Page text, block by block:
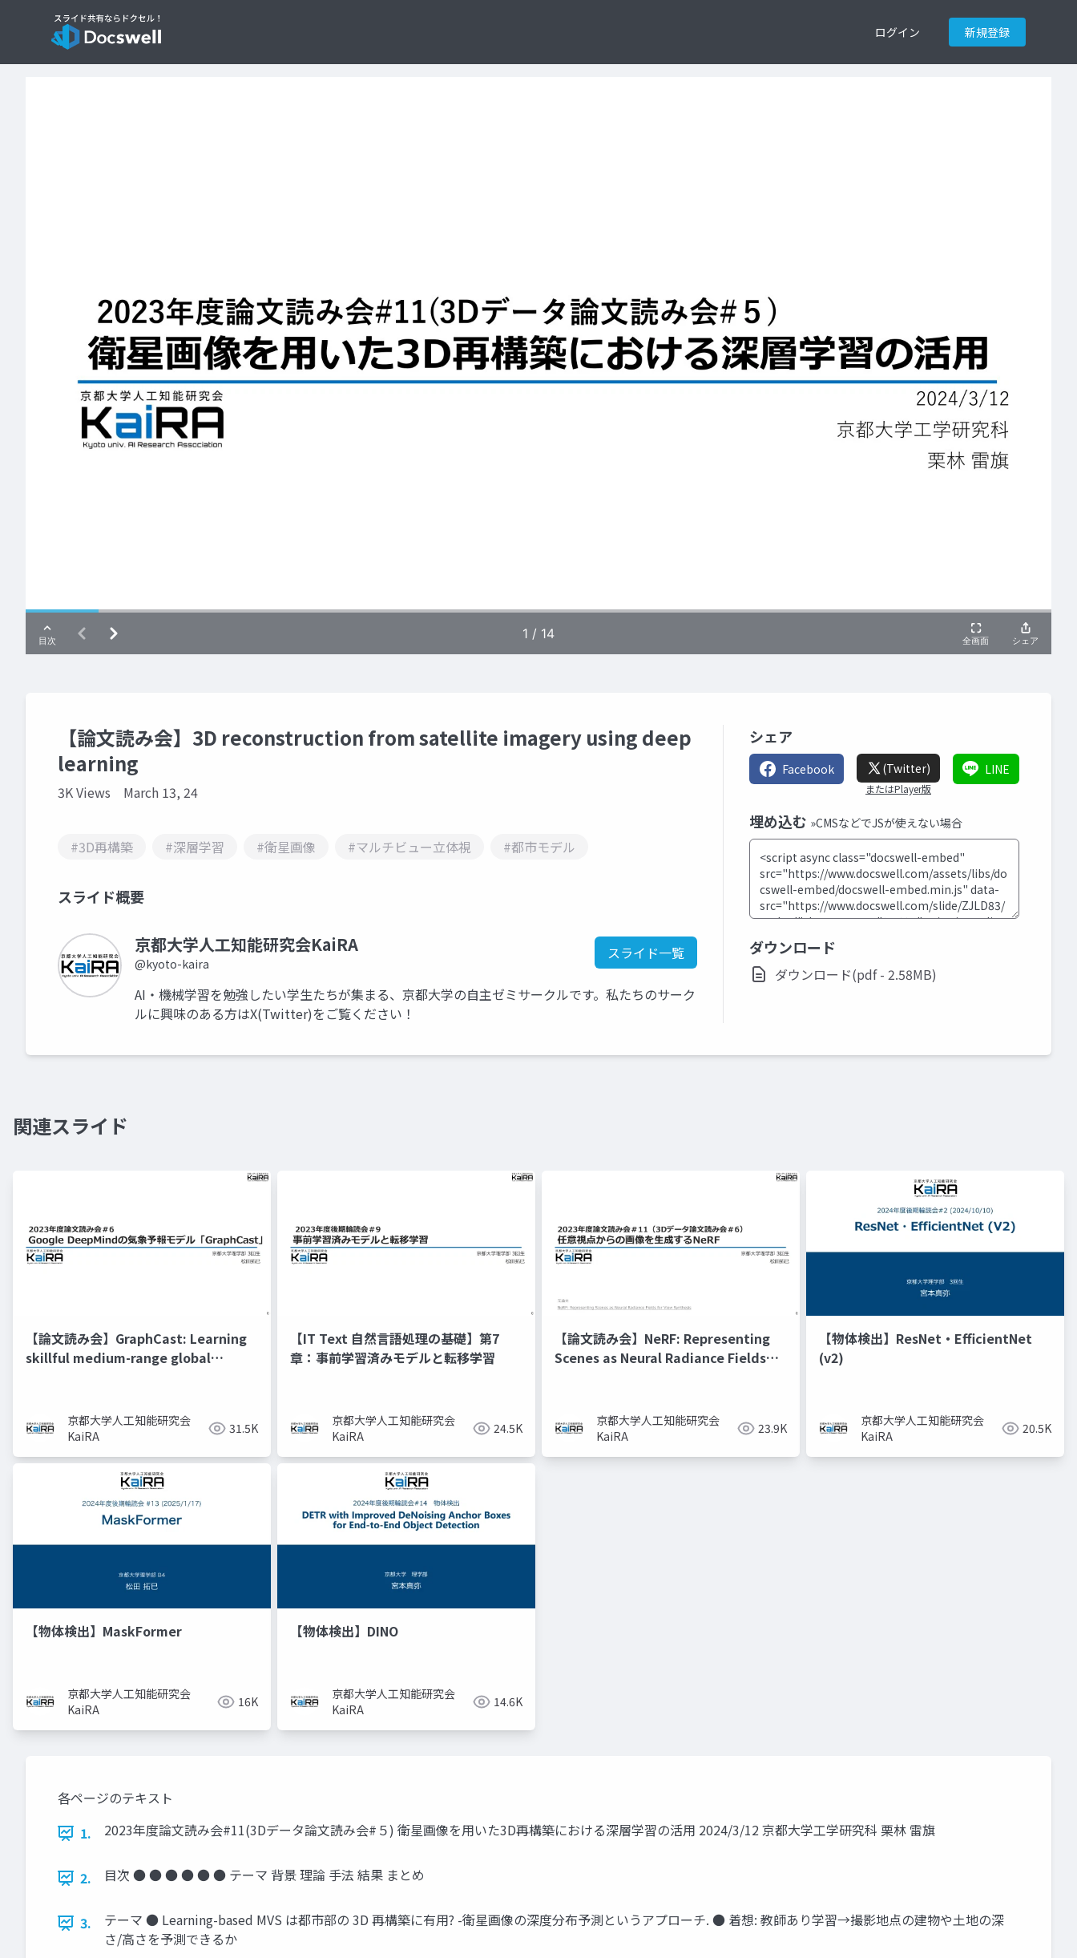
ログイン 新規登録
【論文読み会】3D reconstruction from satellite imagery using deep
learning
3K Views March 13, 24
#3D再構築 #深層学習 #衛星画像 #マルチビュー立体視 #都市モデル
スライド概要
京都大学人工知能研究会KaiRA
@kyoto-kaira
スライド一覧
AI・機械学習を勉強したい学生たちが集まる、京都大学の自主ゼミサークルです。私たちのサーク
ルに興味のある方はX(Twitter)をご覧ください！
シェア
Facebook (Twitter)
またはPlayer版
LINE
埋め込む »CMSなどでJSが使えない場合
ダウンロード
ダウンロード(pdf - 2.58MB)
関連スライド
【論文読み会】GraphCast: Learning
skillful medium-range global
京都大学人工知能研究会
KaiRA
31.5K
【IT Text 自然言語処理の基礎】第7
章：事前学習済みモデルと転移学習
京都大学人工知能研究会
KaiRA
24.5K
【論文読み会】NeRF: Representing
Scenes as Neural Radiance Fields
京都大学人工知能研究会
KaiRA
23.9K
【物体検出】ResNet・EfficientNet
(v2)
京都大学人工知能研究会
KaiRA
20.5K
【物体検出】MaskFormer
京都大学人工知能研究会
KaiRA
16K
【物体検出】DINO
京都大学人工知能研究会
KaiRA
14.6K
各ページのテキスト
1.
2023年度論⽂読み会#11(3Dデータ論⽂読み会#５) 衛星画像を⽤いた3D再構築における深層学習の活⽤ 2024/3/12 京都⼤学⼯学研究科 栗林 雷旗
2. ⽬次 ● ● ● ● ● ● テーマ 背景 理論 ⼿法 結果 まとめ
3.
テーマ ● Learning-based MVS は都市部の 3D 再構築に有⽤? -衛星画像の深度分布予測というアプローチ. ● 着想: 教師あり学習→撮影地点の建物や⼟地の深
さ/⾼さを予測できるか